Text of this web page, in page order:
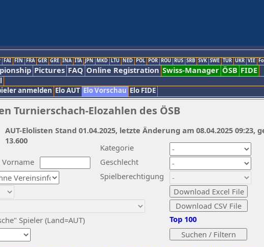
FAI FIN FRA GER GRE INA ITA JPN MKD LTU NED POL POR ROU RUS SRB SVK SWE TUR UKR VIE
Pictures FAQ Online Registration Swiss-Manager ÖSB FIDE
anmelden Elo AUT Elo Vorschau Elo FIDE
Turnierschach-Elozahlen des ÖSB
Vorname
Kategorie
Geschlecht
Spieler (Land=AUT)
Spielberechtigung
Top 100
AUT-Elolisten Stand 01.04.2025, letzte Änderung am 08.04.2025
13.600